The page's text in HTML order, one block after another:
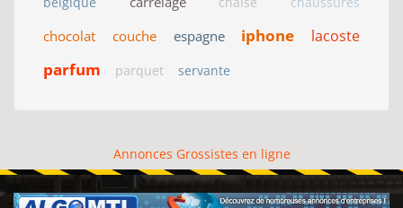
chocolat couche espagne iphone lacoste
parfum parquet servante
Annonces Grossistes en ligne